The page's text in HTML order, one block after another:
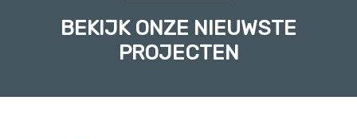
BEKIJK ONZE NIEUWSTE
PROJECTEN